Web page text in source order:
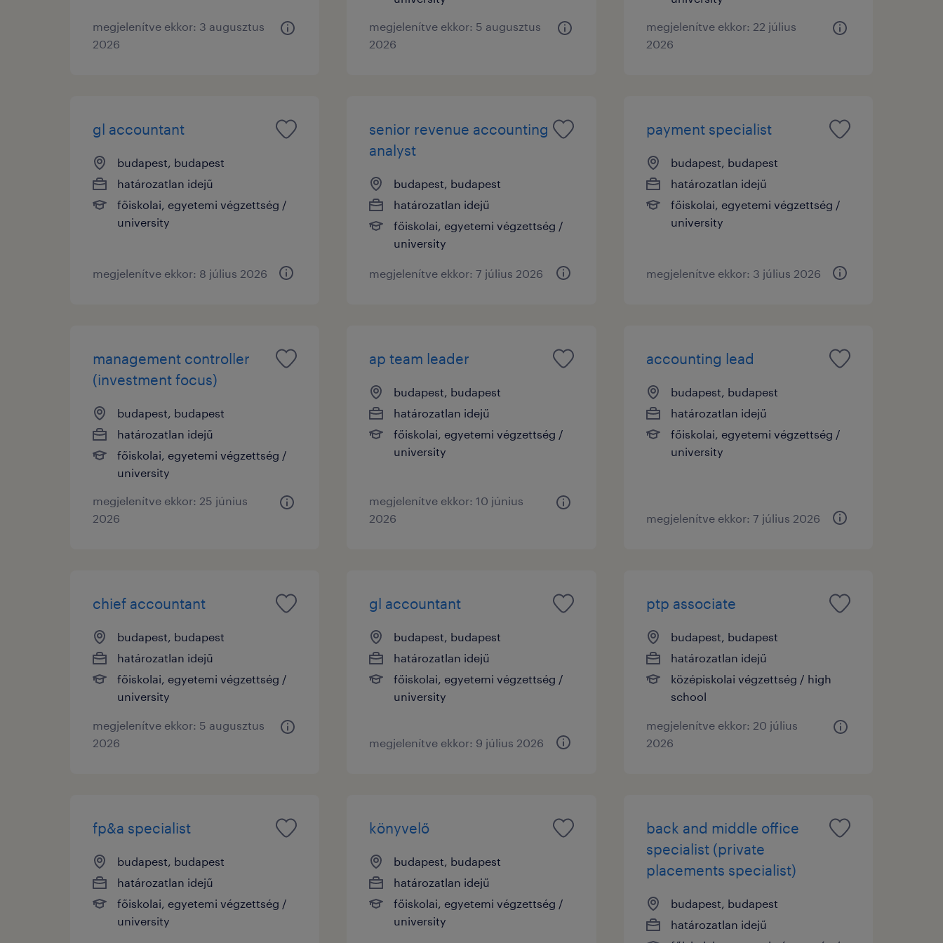
megjelenítve ekkor: 3 augusztus
2026
megjelenítve ekkor: 5 augusztus
2026
megjelenítve ekkor: 22 július
2026
gl accountant
budapest, budapest
határozatlan idejű
főiskolai, egyetemi végzettség /
university
megjelenítve ekkor: 8 július 2026
senior revenue accounting
analyst
budapest, budapest
határozatlan idejű
főiskolai, egyetemi végzettség /
university
megjelenítve ekkor: 7 július 2026
payment specialist
budapest, budapest
határozatlan idejű
főiskolai, egyetemi végzettség /
university
megjelenítve ekkor: 3 július 2026
management controller
(investment focus)
budapest, budapest
határozatlan idejű
főiskolai, egyetemi végzettség /
university
megjelenítve ekkor: 25 június
2026
ap team leader
budapest, budapest
határozatlan idejű
főiskolai, egyetemi végzettség /
university
megjelenítve ekkor: 10 június
2026
accounting lead
budapest, budapest
határozatlan idejű
főiskolai, egyetemi végzettség /
university
megjelenítve ekkor: 7 július 2026
chief accountant
budapest, budapest
határozatlan idejű
főiskolai, egyetemi végzettség /
university
megjelenítve ekkor: 5 augusztus
2026
gl accountant
budapest, budapest
határozatlan idejű
főiskolai, egyetemi végzettség /
university
megjelenítve ekkor: 9 július 2026
ptp associate
budapest, budapest
határozatlan idejű
középiskolai végzettség / high
school
megjelenítve ekkor: 20 július
2026
fp&a specialist
budapest, budapest
határozatlan idejű
főiskolai, egyetemi végzettség /
university
könyvelő
budapest, budapest
határozatlan idejű
főiskolai, egyetemi végzettség /
university
back and middle office
specialist (private
placements specialist)
budapest, budapest
határozatlan idejű